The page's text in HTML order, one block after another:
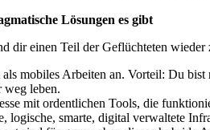
Lösungen es gibt
dir einen Teil der Geflüchteten wieder
mobiles Arbeiten an. Vorteil: Du
weg leben.
mit ordentlichen Tools, die
logische, smarte, digital verwaltete